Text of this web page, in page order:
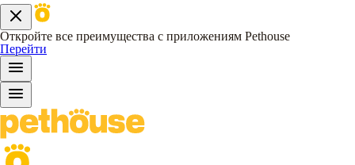
Откройте все преимущества с приложениям Pethouse
Перейти